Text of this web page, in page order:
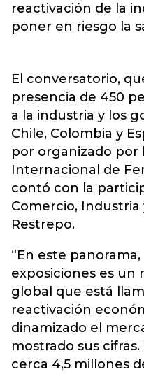
reactivación de la
poner en riesgo la
El conversatorio,
presencia de 450
a la industria y los
Chile, Colombia y
por organizado por
Internacional de
contó con la
Comercio, Industria
Restrepo.
“En este
exposiciones es un
global que está
reactivación
dinamizado el
mostrado sus
cerca 4,5 millones